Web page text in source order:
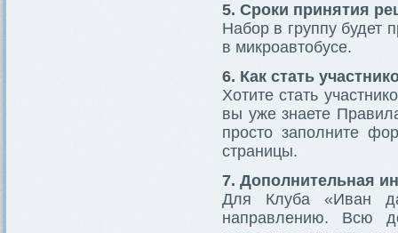
5. Сроки принятия
Набор в группу будет
в микроавтобусе.
6. Как стать
Хотите стать
вы уже знаете
просто заполните
страницы.
7. Дополнительная
Для Клуба «Иван
направлению. Всю